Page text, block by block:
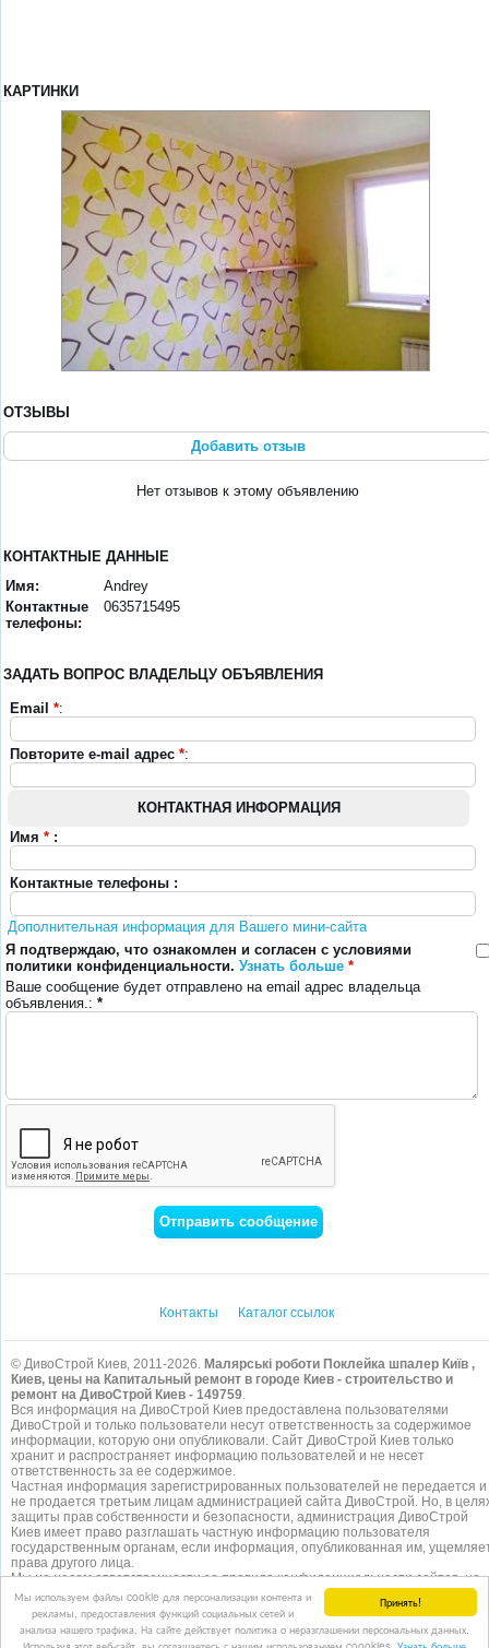
Принять!
Мы используем файлы cookie для персонализации контента и
рекламы, предоставления функций социальных сетей и
анализа нашего трафика. На сайте действует политика о неразглашении персональных данных.
КАРТИНКИ
ОТЗЫВЫ
Добавить отзыв
Нет отзывов к этому объявлению
КОНТАКТНЫЕ ДАННЫЕ
Имя:
Andrey
Контактные
телефоны:
0635715495
ЗАДАТЬ ВОПРОС ВЛАДЕЛЬЦУ ОБЪЯВЛЕНИЯ
Email *:
Повторите e-mail адрес *:
КОНТАКТНАЯ ИНФОРМАЦИЯ
Имя * :
Контактные телефоны :
Дополнительная информация для Вашего мини-сайта
Я подтверждаю, что ознакомлен и согласен с условиями
политики конфиденциальности. Узнать больше *
Ваше сообщение будет отправлено на email адрес владельца
объявления.: *
Контакты Каталог ссылок
© ДивоСтрой Киев, 2011-2026. Малярські роботи Поклейка шпалер Київ ,
Киев, цены на Капитальный ремонт в городе Киев - строительство и
ремонт на ДивоСтрой Киев - 149759.
Вся информация на ДивоСтрой Киев предоставлена пользователями
ДивоСтрой и только пользователи несут ответственность за содержимое
информации, которую они опубликовали. Сайт ДивоСтрой Киев только
хранит и распространяет информацию пользователей и не несет
ответственность за ее содержимое.
Частная информация зарегистрированных пользователей не передается и
не продается третьим лицам администрацией сайта ДивоСтрой. Но, в
защиты прав собственности и безопасности, администрация ДивоСтрой
Киев имеет право разглашать частную информацию пользователя
государственным органам, если информация, опубликованная им,
права другого лица.
Мы не несем ответственности за правила конфиденциальности сайтов, на
которые ссылается ДивоСтрой. На некоторых страницах нашего
представлена реклама Google Adsense Advertising Network. Чтобы узнать
подробней о правилах конфиденциальности Google